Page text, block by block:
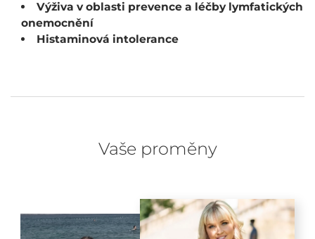
Výživa v oblasti prevence a léčby lymfatických
onemocnění
Histaminová intolerance
Vaše proměny